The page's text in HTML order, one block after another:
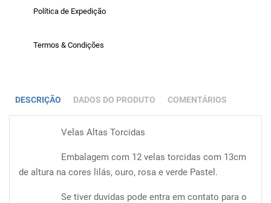
Política de Expedição
Termos & Condições
DESCRIÇÃO DADOS DO PRODUTO COMENTÁRIOS
Velas Altas Torcidas
Embalagem com 12 velas torcidas com 13cm
de altura na cores lilás, ouro, rosa e verde Pastel.
Se tiver duvidas pode entra em contato para o